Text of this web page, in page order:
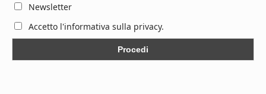
Newsletter
Accetto l'informativa sulla privacy.